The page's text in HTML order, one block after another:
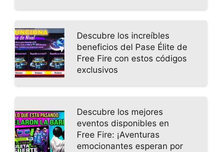
Descubre los increíbles
beneficios del Pase Élite de
Free Fire con estos códigos
exclusivos
Descubre los mejores
eventos disponibles en
Free Fire: ¡Aventuras
emocionantes esperan por